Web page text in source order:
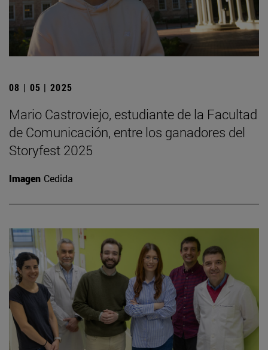
08 | 05 | 2025
Mario Castroviejo, estudiante de la Facultad
de Comunicación, entre los ganadores del
Storyfest 2025
Imagen Cedida